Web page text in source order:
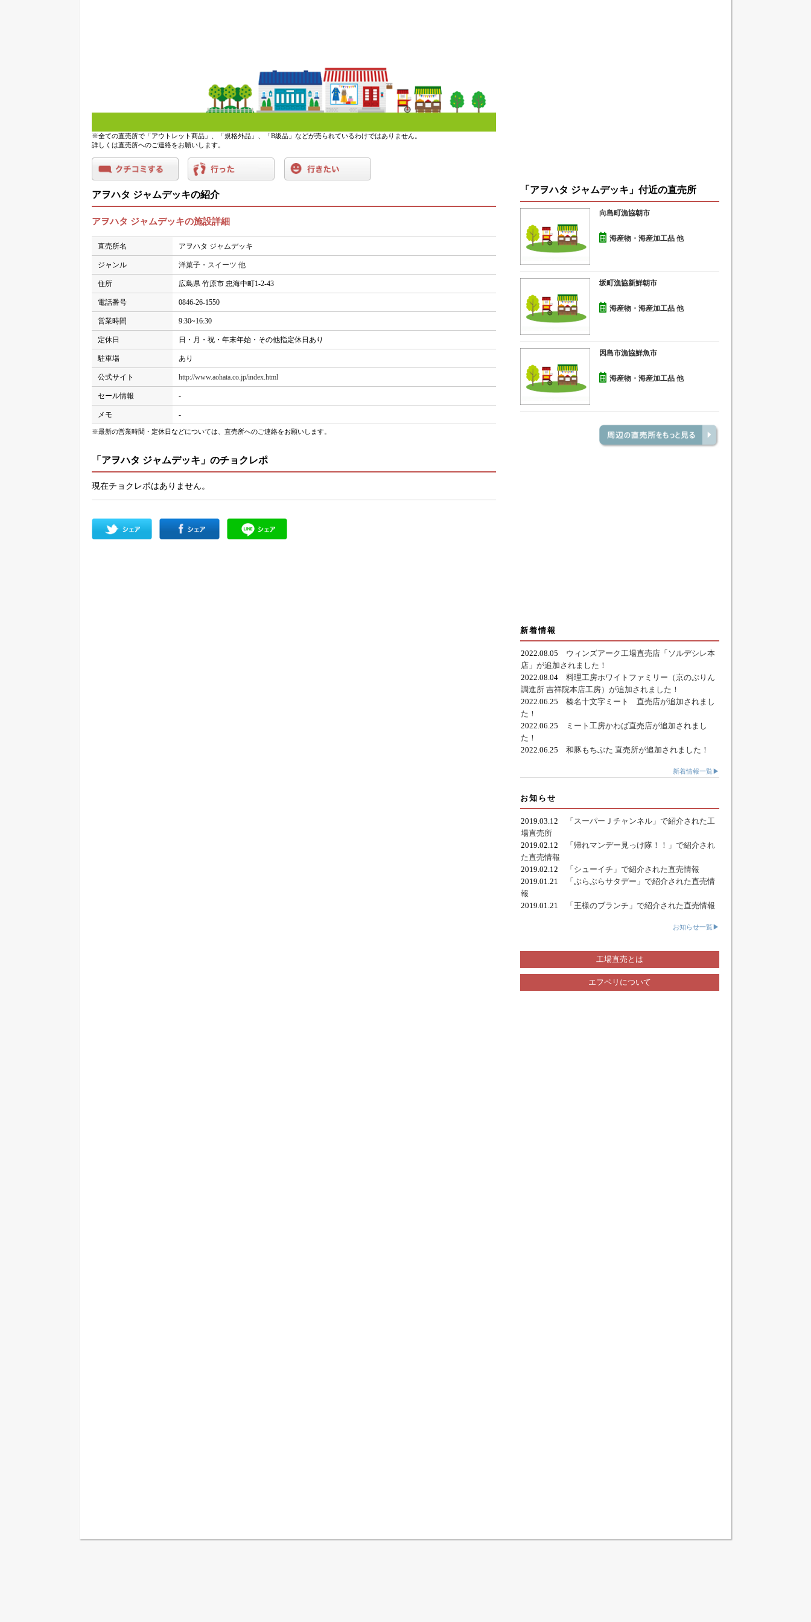
※全ての直売所で「アウトレット商品」、「規格外品」、「B級品」などが売られているわけではありません。
詳しくは直売所へのご連絡をお願いします。
アヲハタ ジャムデッキの紹介
アヲハタ ジャムデッキの施設詳細
直売所名 アヲハタ ジャムデッキ
ジャンル 洋菓子・スイーツ 他
住所 広島県 竹原市 忠海中町1-2-43
電話番号 0846-26-1550
営業時間 9:30~16:30
定休日 日・月・祝・年末年始・その他指定休日あり
駐車場 あり
公式サイト http://www.aohata.co.jp/index.html
セール情報 -
メモ -
※最新の営業時間・定休日などについては、直売所へのご連絡をお願いします。
「アヲハタ ジャムデッキ」のチョクレポ
現在チョクレポはありません。
「アヲハタ ジャムデッキ」付近の直売所
向島町漁協朝市
海産物・海産加工品 他
坂町漁協新鮮朝市
海産物・海産加工品 他
因島市漁協鮮魚市
海産物・海産加工品 他
新着情報
2022.08.05 ウィンズアーク工場直売店「ソルデシレ本
店」が追加されました！
2022.08.04 料理工房ホワイトファミリー（京のぷりん
調進所 吉祥院本店工房）が追加されました！
2022.06.25 榛名十文字ミート 直売店が追加されまし
た！
2022.06.25
ミート工房かわば直売店が追加されまし
た！
2022.06.25 和豚もちぶた 直売所が追加されました！
新着情報一覧▶
お知らせ
2019.03.12
「スーパーＪチャンネル」で紹介された工
場直売所
2019.02.12
「帰れマンデー見っけ隊！！」で紹介され
た直売情報
2019.02.12
「シューイチ」で紹介された直売情報
2019.01.21
「ぶらぶらサタデー」で紹介された直売情
報
2019.01.21
「王様のブランチ」で紹介された直売情報
お知らせ一覧▶
工場直売とは
エフペリについて